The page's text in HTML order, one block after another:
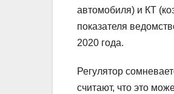
автомобиля) и КТ
показателя
2020 года.
Регулятор
считают, что это